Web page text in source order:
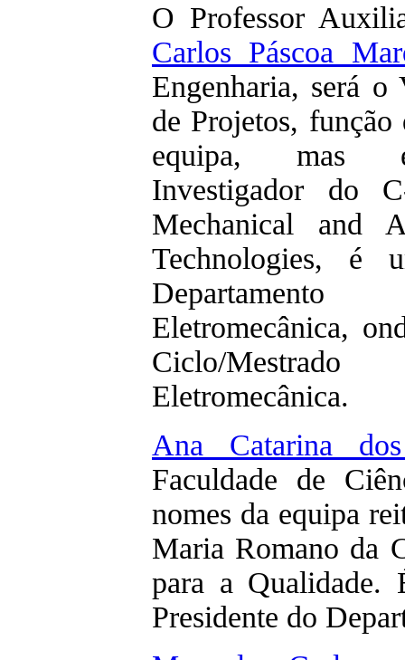
O Professor
Carlos Páscoa
Engenharia, será
de Projetos,
equipa, mas
Investigador do
Mechanical and
Technologies, é
Eletromecânica,
Ciclo/
Eletromecânica.
Ana Catarina
Faculdade de
nomes da equipa
Maria Romano da
para a Qualidade.
Presidente do